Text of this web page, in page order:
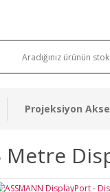
Projeksiyon
Metre